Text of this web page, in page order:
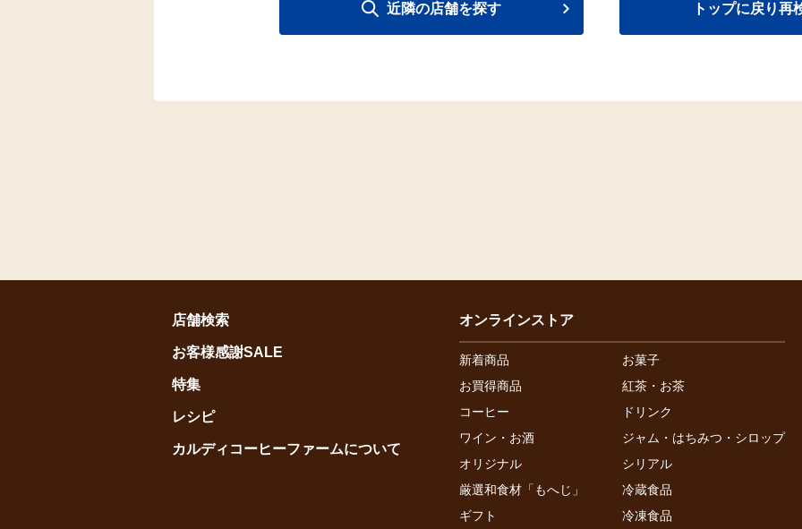
トップに戻り再
近隣の店舗を探す
店舗検索
お客様感謝SALE
特集
レシピ
カルディコーヒーファームについて
オンラインストア
新着商品
お菓子
お買得商品
紅茶・お茶
コーヒー
ドリンク
ワイン・お酒
ジャム・はちみつ・シロップ
オリジナル
シリアル
厳選和食材「もへじ」
冷蔵食品
ギフト
冷凍食品